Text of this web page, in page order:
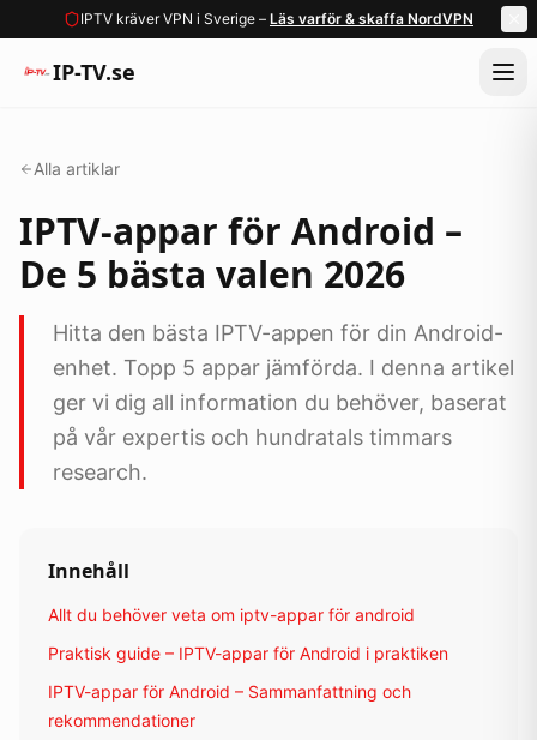
IPTV kräver VPN i Sverige – Läs varför & skaffa NordVPN
IP-TV.se
Alla artiklar
IPTV-appar för Android –
De 5 bästa valen 2026
Hitta den bästa IPTV-appen för din Android-
enhet. Topp 5 appar jämförda. I denna artikel
ger vi dig all information du behöver, baserat
på vår expertis och hundratals timmars
research.
Innehåll
Allt du behöver veta om iptv-appar för android
Praktisk guide – IPTV-appar för Android i praktiken
IPTV-appar för Android – Sammanfattning och
rekommendationer